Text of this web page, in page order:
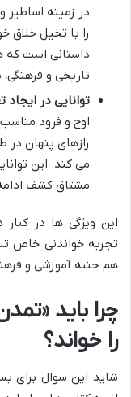
در زمینه اساطیر
را با تخیل خلاق
داستانی است که
تاریخی و فرهنگی،
توانایی در
اوج و فرود
رازهای پنهان
می کند. این
مشتاق کشف ادامه
این ویژگی ها در
تجربه خواندنی خاص
هم جنبه آموزشی و
چرا باید
را خواند؟
شاید این سوال برای